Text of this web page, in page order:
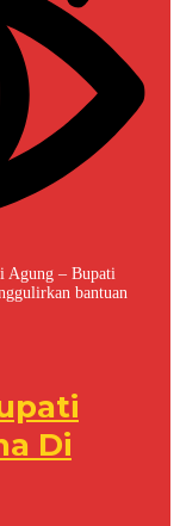
Agung – Bupati
bantuan
Di